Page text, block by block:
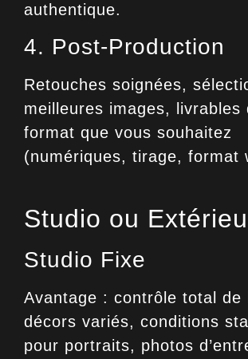
authentique.
4. Post-Production
Retouches soignées,
meilleures images, livrables
format que vous souhaitez
(numériques, tirage, format
Studio ou
Studio Fixe
Avantage : contrôle total de
décors variés, conditions
pour portraits, photos